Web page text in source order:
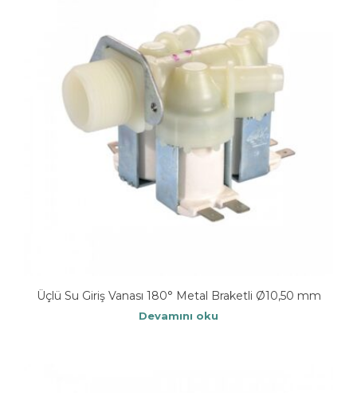
Üçlü Su Giriş Vanası 180° Metal Braketli Ø10,50 mm
Devamını oku